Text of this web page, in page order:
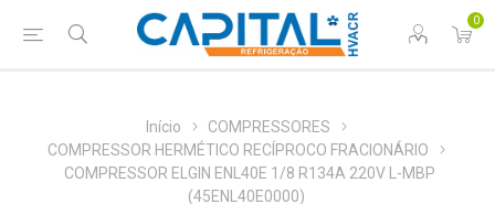
0
Início
COMPRESSORES
COMPRESSOR HERMÉTICO RECÍPROCO FRACIONÁRIO
COMPRESSOR ELGIN ENL40E 1/8 R134A 220V L-MBP
(45ENL40E0000)